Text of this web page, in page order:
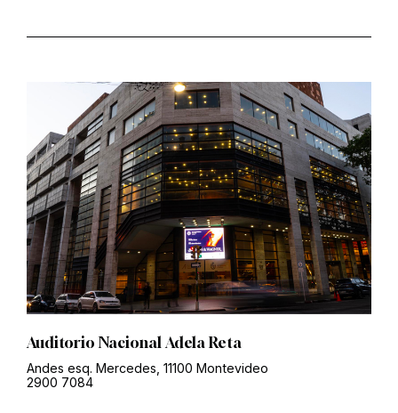
Auditorio Nacional Adela Reta
Andes esq. Mercedes, 11100 Montevideo
2900 7084